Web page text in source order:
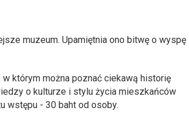
muzeum. Upamiętnia ono bitwę o wyspę
którym można poznać ciekawą historię
o kulturze i stylu życia mieszkańców
wstępu - 30 baht od osoby.